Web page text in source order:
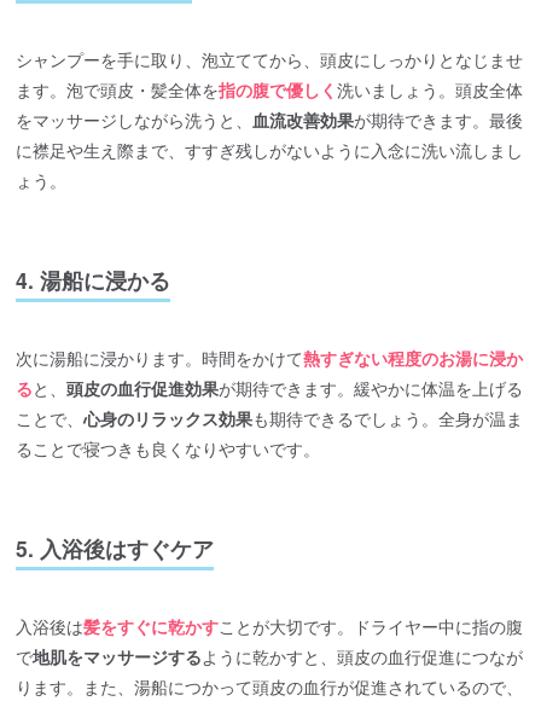
シャンプーを手に取り、泡立ててから、頭皮にしっかりとなじませ
ます。泡で頭皮・髪全体を指の腹で優しく洗いましょう。頭皮全体
をマッサージしながら洗うと、血流改善効果が期待できます。最後
に襟足や生え際まで、すすぎ残しがないように入念に洗い流しまし
ょう。
4. 湯船に浸かる
次に湯船に浸かります。時間をかけて熱すぎない程度のお湯に浸か
ると、頭皮の血行促進効果が期待できます。緩やかに体温を上げる
ことで、心身のリラックス効果も期待できるでしょう。全身が温ま
ることで寝つきも良くなりやすいです。
5. 入浴後はすぐケア
入浴後は髪をすぐに乾かすことが大切です。ドライヤー中に指の腹
で地肌をマッサージするように乾かすと、頭皮の血行促進につなが
ります。また、湯船につかって頭皮の血行が促進されているので、